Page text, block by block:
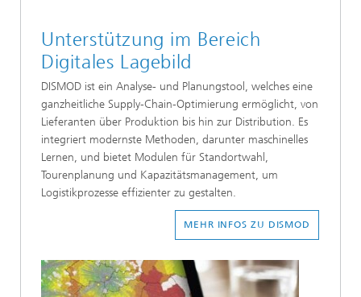
Unterstützung im Bereich
Digitales Lagebild
DISMOD ist ein Analyse- und Planungstool, welches eine
ganzheitliche Supply-Chain-Optimierung ermöglicht, von
Lieferanten über Produktion bis hin zur Distribution. Es
integriert modernste Methoden, darunter maschinelles
Lernen, und bietet Modulen für Standortwahl,
Tourenplanung und Kapazitätsmanagement, um
Logistikprozesse effizienter zu gestalten.
MEHR INFOS ZU DISMOD